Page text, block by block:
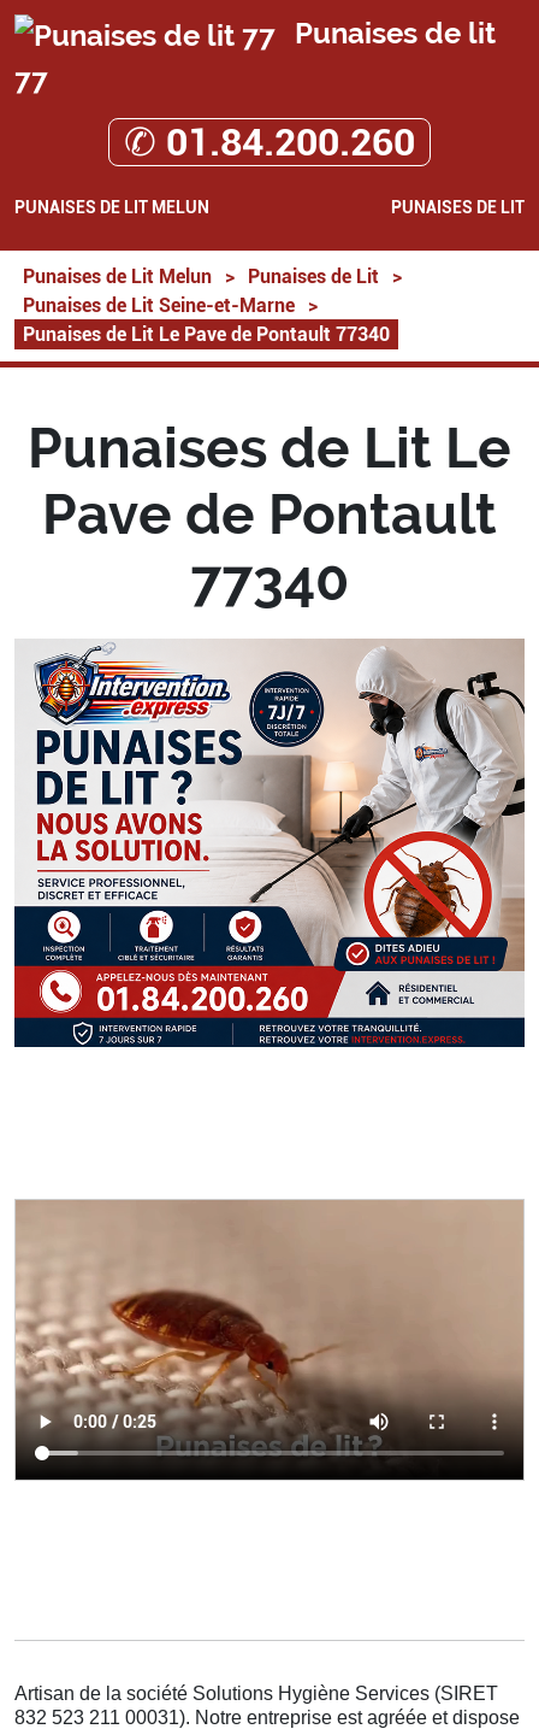
Punaises de lit
77
✆ 01.84.200.260
PUNAISES DE LIT MELUN PUNAISES DE LIT
Punaises de Lit Melun > Punaises de Lit
>
Punaises de Lit Seine-et-Marne
>
Punaises de Lit Le Pave de Pontault 77340
Punaises de Lit Le
Pave de Pontault
77340
Artisan de la société Solutions Hygiène Services (SIRET
832 523 211 00031). Notre entreprise est agréée et dispose